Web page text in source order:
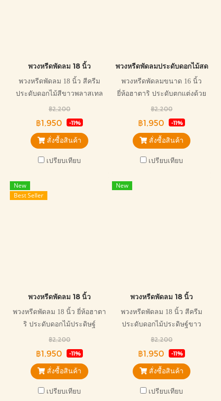
พวงหรีดพัดลม 18 นิ้ว
พวงหรีดพัดลม 18 นิ้ว สีครีม
ประดับดอกไม้สีขาวพลาสเทล
ด้วยดอกกุหลาบเกรดเอ สวยงาม
เหมาะกับการไว้อาลัยทุกแบบ
฿2,200
฿1,950 -11%
สั่งซื้อสินค้า
เปรียบเทียบ
พวงหรีดพัดลมประดับดอกไม้สด
พวงหรีดพัดลมขนาด 16 นิ้ว
ยี่ห้อฮาตาริ ประดับตกแต่งด้วย
ดอกไม้สดโทนสีอ่อนหวาน
฿2,200
฿1,950 -11%
สั่งซื้อสินค้า
เปรียบเทียบ
New
Best Seller
พวงหรีดพัดลม 18 นิ้ว
พวงหรีดพัดลม 18 นิ้ว ยี่ห้อฮาตา
ริ ประดับดอกไม้ประดิษฐ์
ออกแบบสวยงาม เหมาะกับการ
ไว้อาลัยทุกแบบ
฿2,200
฿1,950 -11%
สั่งซื้อสินค้า
เปรียบเทียบ
New
พวงหรีดพัดลม 18 นิ้ว
พวงหรีดพัดลม 18 นิ้ว สีครีม
ประดับดอกไม้ประดิษฐ์ขาว
เหลือง สวยงามไม้ซ้ำใคร
฿2,200
฿1,950 -11%
สั่งซื้อสินค้า
เปรียบเทียบ